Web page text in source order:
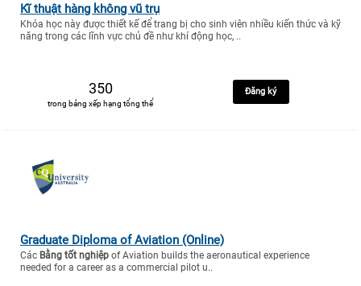
Kĩ thuật hàng không vũ trụ
Khóa học này được thiết kế để trang bị cho sinh viên nhiều kiến thức và kỹ
năng trong các lĩnh vực chủ đề như khí động học, ..
350
trong bảng xếp hạng tổng thể
Đăng ký
Graduate Diploma of Aviation (Online)
Các Bằng tốt nghiệp of Aviation builds the aeronautical experience
needed for a career as a commercial pilot u..